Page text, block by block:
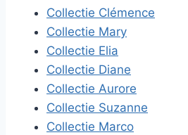
Collectie Clémence
Collectie Mary
Collectie Elia
Collectie Diane
Collectie Aurore
Collectie Suzanne
Collectie Marco